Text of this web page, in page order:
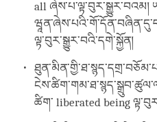
all ཞེས་པ་ལྟ་བུར་སྒྱུར་བའམ།
ལྟ་བུར་སྒྱུར་བའི་དགེ་སྐྱོན།
ཚིག་ liberated being